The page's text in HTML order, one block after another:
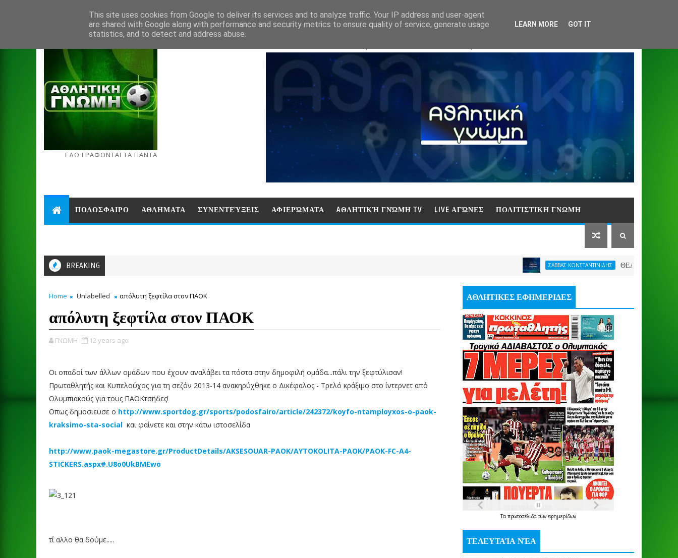
ΕΔΩ ΓΡΑΦΟΝΤΑΙ ΤΑ ΠΑΝΤΑ
ΠΟΔΟΣΦΑΙΡΟ ΑΘΛΗΜΑΤΑ ΣΥΝΕΝΤΕΎΞΕΙΣ ΑΦΙΕΡΏΜΑΤΑ AΘΛΗΤΙΚΉ ΓΝΏΜΗ TV LIVE ΑΓΏΝΕΣ ΠΟΛΙΤΙΣΤΙΚΗ ΓΝΩΜΗ
BREAKING ΣΑΒΒΑΣ ΚΩΝΣΤΑΝΤΙΝΙΔΗΣ ΘΕΛΕΙ FORMAT O ΑΡΗΣ
Home Unlabelled απόλυτη ξεφτίλα στον ΠΑΟΚ
απόλυτη ξεφτίλα στον ΠΑΟΚ
ΓΝΩΜΗ 12 years ago
Οι οπαδοί των άλλων ομάδων που έχουν αναλάβει τα πόστα στην δημοφιλή ομάδα...πάλι την ξεφτύλισαν!
Πρωταθλητής και Κυπελούχος για τη σεζόν 2013-14 ανακηρύχθηκε ο Δικέφαλος - Τρελό κράξιμο στο ίντερνετ από
Ολυμπιακούς για τους ΠΑΟΚτσήδες!
Οπως δημοσιευσε ο http://www.sportdog.gr/sports/podosfairo/article/242372/koyfo-ntamployxos-o-paok-
kraksimo-sta-social και φαίνετε και στην κάτω ιστοσελίδα
http://www.paok-megastore.gr/ProductDetails/AKSESOUAR-PAOK/AYTOKOLITA-PAOK/PAOK-FC-A4-
STICKERS.aspx#.U8o0UkBMEwo
τί αλλο θα δούμε.....
ΑΘΛΗΤΙΚΕΣ ΕΦΗΜΕΡΙΔΕΣ
Τα πρωτοσέλιδατων εφημερίδων
ΤΕΛΕΥΤΑΊΑ ΝΈΑ
This site uses cookies from Google to deliver its services and to analyze traffic. Your IP address and user-agent
are shared with Google along with performance and security metrics to ensure quality of service, generate usage
statistics, and to detect and address abuse.
LEARN MORE GOT IT